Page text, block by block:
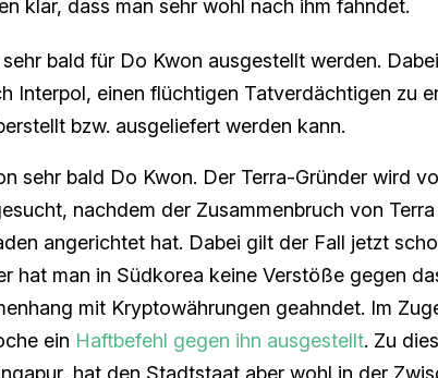
klar, dass man sehr wohl nach ihm fahndet.
bald für Do Kwon ausgestellt werden.
Interpol, einen flüchtigen Tatverdächtigen zu
bzw. ausgeliefert werden kann.
sehr bald Do Kwon. Der Terra-Gründer wird
nachdem der Zusammenbruch von Terra
angerichtet hat. Dabei gilt der Fall jetzt
hat man in Südkorea keine Verstöße gegen
mit Kryptowährungen geahndet. Im
ein Haftbefehl gegen ihn ausgestellt. Zu
hat den Stadtstaat aber wohl in der